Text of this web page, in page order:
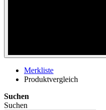
Merkliste
Produktvergleich
Suchen
Suchen